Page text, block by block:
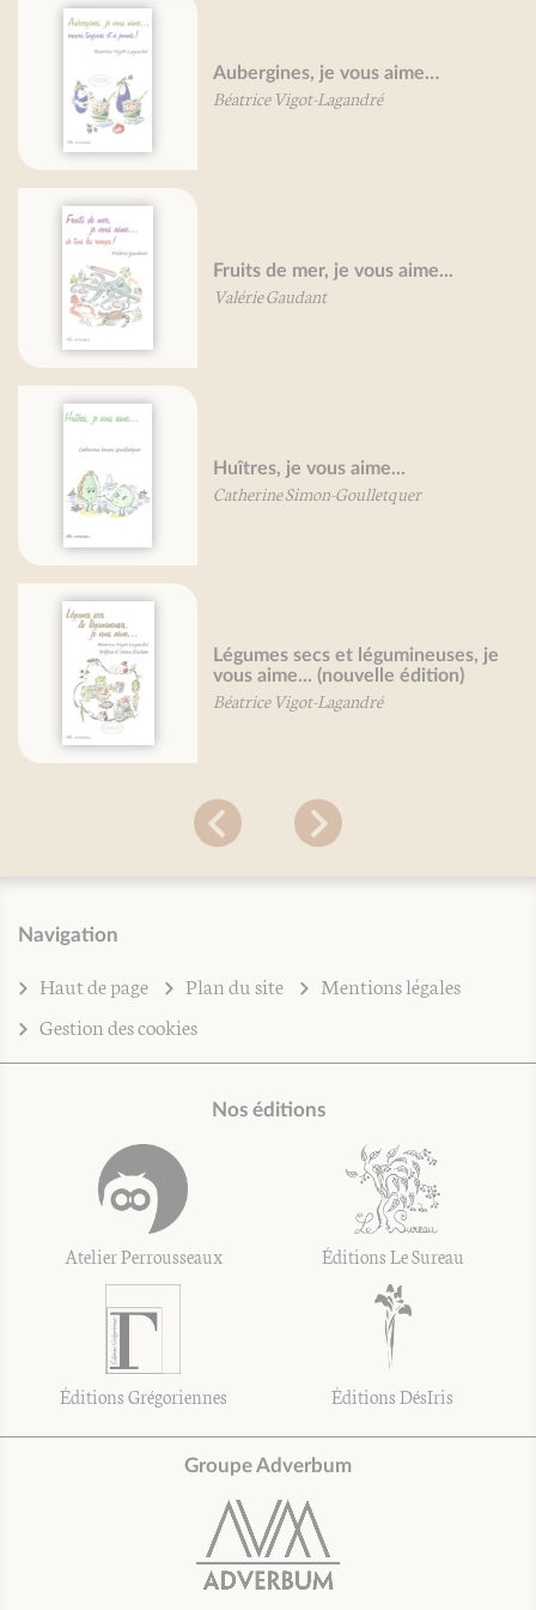
Aubergines, je vous aime…
Béatrice Vigot-Lagandré
Fruits de mer, je vous aime...
Valérie Gaudant
Huîtres, je vous aime...
Catherine Simon-Goulletquer
Légumes secs et légumineuses, je
vous aime... (nouvelle édition)
Béatrice Vigot-Lagandré
Navigation
Haut de page Plan du site
Mentions légales
Gestion des cookies
Nos éditions
Atelier Perrousseaux Éditions Le Sureau
Éditions Grégoriennes Éditions DésIris
Groupe Adverbum